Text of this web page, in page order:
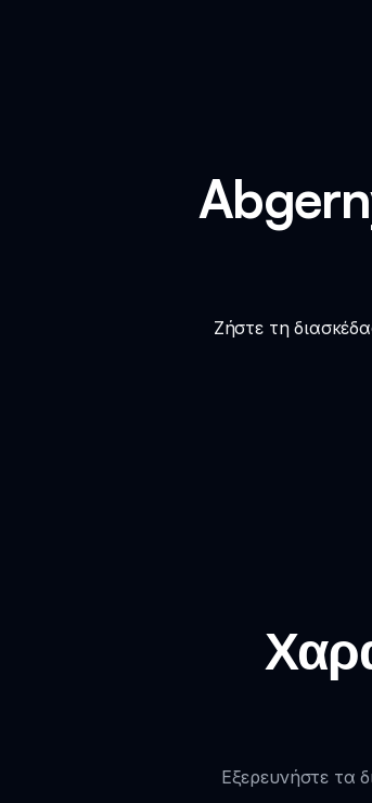
Ζήστε τη
Εξερευνήστε τα